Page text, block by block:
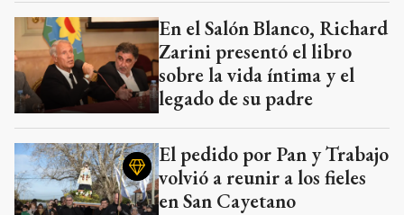
En el Salón Blanco, Richard
Zarini presentó el libro
sobre la vida íntima y el
legado de su padre
El pedido por Pan y Trabajo
volvió a reunir a los fieles
en San Cayetano